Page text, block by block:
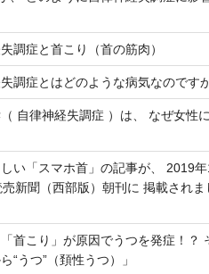
調症と首こり（首の筋肉）
調症とはどのような病気なのです
自律神経失調症 ）は、 なぜ女性
い「スマホ首」の記事が、 2019年
新聞（西部版）朝刊に 掲載されま
首こり」が原因でうつを発症！？
“うつ”（頚性うつ）」